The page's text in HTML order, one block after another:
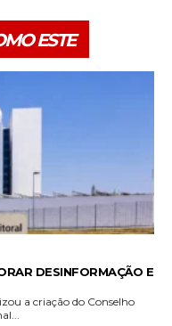
ESTE
DESINFORMAÇÃO E
a criação do Conselho